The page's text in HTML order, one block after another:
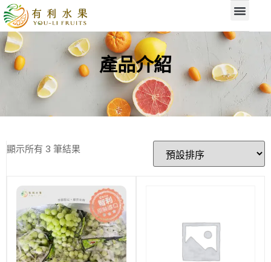
產品介紹
顯示所有 3 筆結果